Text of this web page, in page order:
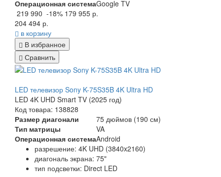
Операционная системаGoogle TV
219 990 -18% 179 955 р.
204 494 р.
в корзину
В избранное
Сравнить
LED телевизор Sony K-75S35B 4K Ultra HD
LED 4K UHD Smart TV (2025 год)
Код товара: 138828
Размер диагонали
75 дюймов (190 см)
Тип матрицы
VA
Операционная системаAndroid
разрешение: 4K UHD (3840x2160)
диагональ экрана: 75"
тип подсветки: Direct LED